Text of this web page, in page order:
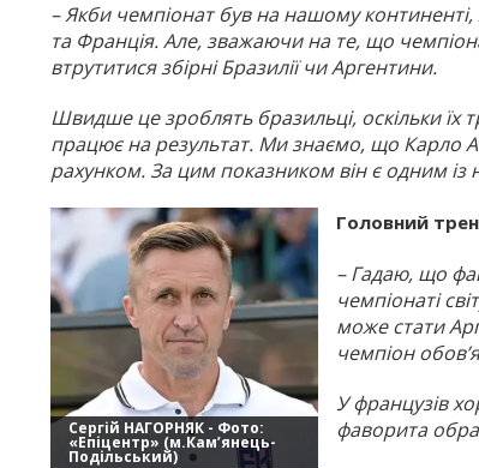
– Якби чемпіонат був на нашому континенті,
та Франція. Але, зважаючи на те, що
втрутитися збірні Бразилії чи Аргентини.
Швидше це зроблять бразильці, оскільки їх
працює на результат. Ми знаємо, що Карло
рахунком. За цим показником він є одним із
Сергій НАГОРНЯК - Фото:
«Епіцентр» (м.Кам’янець-
Подільський)
Головний
– Гадаю, що
чемпіонаті
може стати
чемпіон
У французів
фаворита